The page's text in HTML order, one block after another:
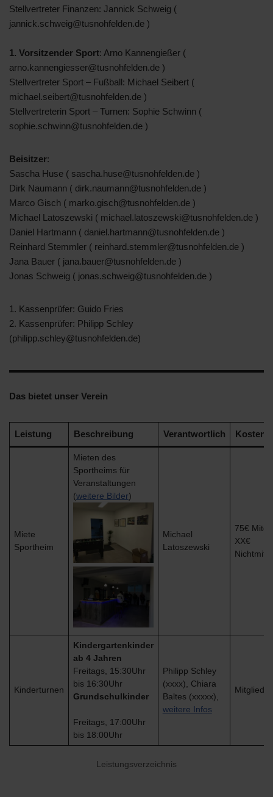
Stellvertreter Finanzen: Jannick Schweig (
jannick.schweig@tusnohfelden.de )
1. Vorsitzender Sport: Arno Kannengießer (
arno.kannengiesser@tusnohfelden.de )
Stellvertreter Sport – Fußball: Michael Seibert (
michael.seibert@tusnohfelden.de )
Stellvertreterin Sport – Turnen: Sophie Schwinn (
sophie.schwinn@tusnohfelden.de )
Beisitzer:
Sascha Huse ( sascha.huse@tusnohfelden.de )
Dirk Naumann ( dirk.naumann@tusnohfelden.de )
Marco Gisch ( marko.gisch@tusnohfelden.de )
Michael Latoszewski ( michael.latoszewski@tusnohfelden.de )
Daniel Hartmann ( daniel.hartmann@tusnohfelden.de )
Reinhard Stemmler ( reinhard.stemmler@tusnohfelden.de )
Jana Bauer ( jana.bauer@tusnohfelden.de )
Jonas Schweig ( jonas.schweig@tusnohfelden.de )
1. Kassenprüfer: Guido Fries
2. Kassenprüfer: Philipp Schley
(philipp.schley@tusnohfelden.de)
Das bietet unser Verein
Leistung Beschreibung Verantwortlich Kosten
Miete
Sportheim
Mieten des
Sportheims für
Veranstaltungen
(weitere Bilder)
Michael
Latoszewski
75€
XX€
Kinderturnen
Kindergartenkinder
ab 4 Jahren
Freitags, 15:30Uhr
bis 16:30Uhr
Grundschulkinder
Freitags, 17:00Uhr
bis 18:00Uhr
Philipp Schley
(xxxx), Chiara
Baltes (xxxxx),
weitere Infos
Leistungsverzeichnis